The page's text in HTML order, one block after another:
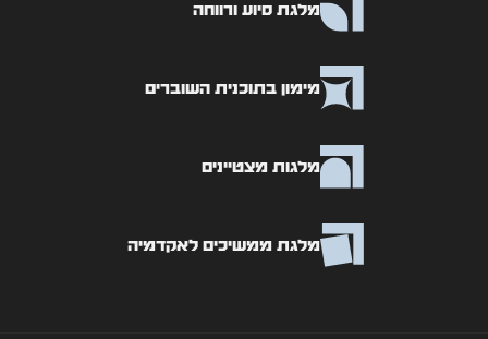
מלגת סיוע ורווחה
מימון בתוכנית השוברים
מלגות מצטיינים
מלגת ממשיכים לאקדמיה